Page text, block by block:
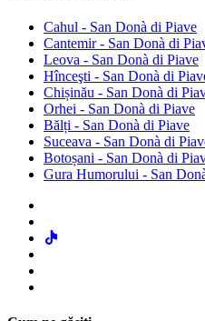
Cahul - San Donà di Piave
Cantemir - San Donà di
Leova - San Donà di Piave
Hînceşti - San Donà di
Chișinău - San Donà di
Orhei - San Donà di Piave
Bălți - San Donà di Piave
Suceava - San Donà di
Botoșani - San Donà di
Gura Humorului - San